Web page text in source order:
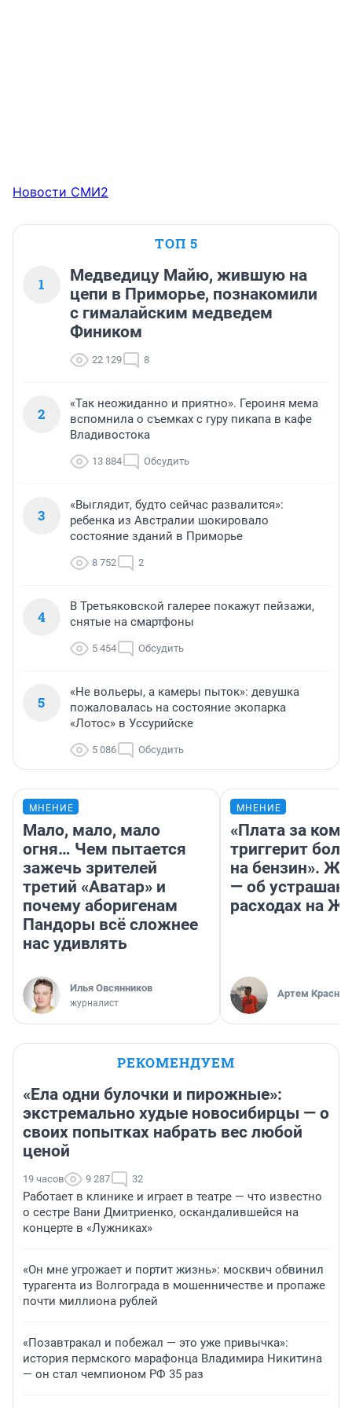
Новости СМИ2
ТОП 5
1
Медведицу Майю, жившую на
цепи в Приморье, познакомили
с гималайским медведем
Фиником
22 129 8
2
«Так неожиданно и приятно». Героиня мема
вспомнила о съемках с гуру пикапа в кафе
Владивостока
13 884 Обсудить
3
«Выглядит, будто сейчас развалится»:
ребенка из Австралии шокировало
состояние зданий в Приморье
8 752 2
4
В Третьяковской галерее покажут пейзажи,
снятые на смартфоны
5 454 Обсудить
5
«Не вольеры, а камеры пыток»: девушка
пожаловалась на состояние экопарка
«Лотос» в Уссурийске
5 086 Обсудить
МНЕНИЕ
Мало, мало, мало
огня… Чем пытается
зажечь зрителей
третий «Аватар» и
почему аборигенам
Пандоры всё сложнее
нас удивлять
Илья Овсянников
журналист
МНЕНИЕ
«Плата за
триггерит
на бензин».
— об
расходах на
Артем Краснов
РЕКОМЕНДУЕМ
«Ела одни булочки и пирожные»:
экстремально худые новосибирцы — о
своих попытках набрать вес любой
ценой
19 часов 9 287 32
Работает в клинике и играет в театре — что известно
о сестре Вани Дмитриенко, оскандалившейся на
концерте в «Лужниках»
«Он мне угрожает и портит жизнь»: москвич обвинил
турагента из Волгограда в мошенничестве и пропаже
почти миллиона рублей
«Позавтракал и побежал — это уже привычка»:
история пермского марафонца Владимира Никитина
— он стал чемпионом РФ 35 раз